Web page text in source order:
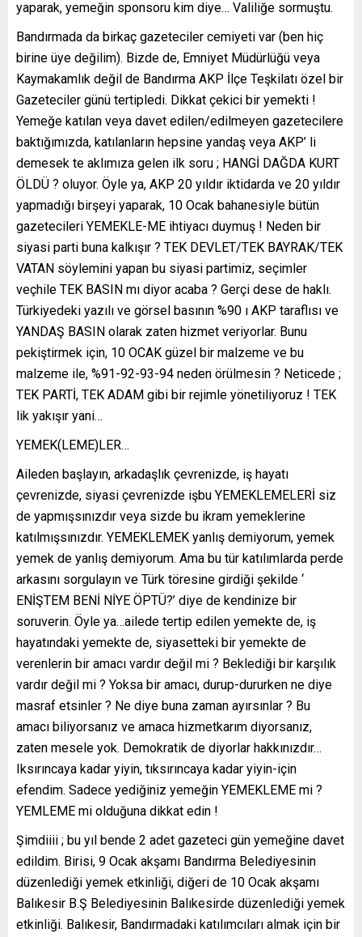
yaparak, yemeğin sponsoru kim diye… Valiliğe sormuştu.
Bandırmada da birkaç gazeteciler cemiyeti var (ben hiç
birine üye değilim). Bizde de, Emniyet Müdürlüğü veya
Kaymakamlık değil de Bandırma AKP İlçe Teşkilatı özel bir
Gazeteciler günü tertipledi. Dikkat çekici bir yemekti !
Yemeğe katılan veya davet edilen/edilmeyen gazetecilere
baktığımızda, katılanların hepsine yandaş veya AKP’ li
demesek te aklımıza gelen ilk soru ; HANGİ DAĞDA KURT
ÖLDÜ ? oluyor. Öyle ya, AKP 20 yıldır iktidarda ve 20 yıldır
yapmadığı birşeyi yaparak, 10 Ocak bahanesiyle bütün
gazetecileri YEMEKLE-ME ihtiyacı duymuş ! Neden bir
siyasi parti buna kalkışır ? TEK DEVLET/TEK BAYRAK/TEK
VATAN söylemini yapan bu siyasi partimiz, seçimler
veçhile TEK BASIN mı diyor acaba ? Gerçi dese de haklı.
Türkiyedeki yazılı ve görsel basının %90 ı AKP taraflısı ve
YANDAŞ BASIN olarak zaten hizmet veriyorlar. Bunu
pekiştirmek için, 10 OCAK güzel bir malzeme ve bu
malzeme ile, %91-92-93-94 neden örülmesin ? Neticede ;
TEK PARTİ, TEK ADAM gibi bir rejimle yönetiliyoruz ! TEK
lik yakışır yani…
YEMEK(LEME)LER…
Aileden başlayın, arkadaşlık çevrenizde, iş hayatı
çevrenizde, siyasi çevrenizde işbu YEMEKLEMELERİ siz
de yapmışsınızdır veya sizde bu ikram yemeklerine
katılmışsınızdır. YEMEKLEMEK yanlış demiyorum, yemek
yemek de yanlış demiyorum. Ama bu tür katılımlarda perde
arkasını sorgulayın ve Türk töresine girdiği şekilde ‘
ENİŞTEM BENİ NİYE ÖPTÜ?’ diye de kendinize bir
soruverin. Öyle ya…ailede tertip edilen yemekte de, iş
hayatındaki yemekte de, siyasetteki bir yemekte de
verenlerin bir amacı vardır değil mi ? Beklediği bir karşılık
vardır değil mi ? Yoksa bir amacı, durup-dururken ne diye
masraf etsinler ? Ne diye buna zaman ayırsınlar ? Bu
amacı biliyorsanız ve amaca hizmetkarım diyorsanız,
zaten mesele yok. Demokratik de diyorlar hakkınızdır…
Iksırıncaya kadar yiyin, tıksırıncaya kadar yiyin-için
efendim. Sadece yediğiniz yemeğin YEMEKLEME mi ?
YEMLEME mi olduğuna dikkat edin !
Şimdiiii ; bu yıl bende 2 adet gazeteci gün yemeğine davet
edildim. Birisi, 9 Ocak akşamı Bandırma Belediyesinin
düzenlediği yemek etkinliği, diğeri de 10 Ocak akşamı
Balıkesir B.Ş Belediyesinin Balıkesirde düzenlediği yemek
etkinliği. Balıkesir, Bandırmadaki katılımcıları almak için bir